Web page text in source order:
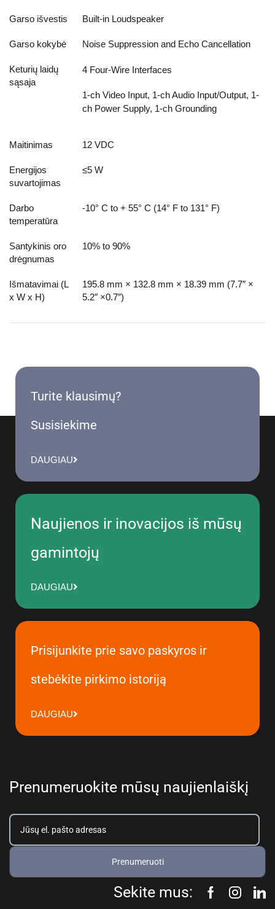
Garso išvestis Built-in Loudspeaker
Garso kokybė Noise Suppression and Echo Cancellation
Keturių laidų
sąsaja
4 Four-Wire Interfaces
1-ch Video Input, 1-ch Audio Input/Output, 1-
ch Power Supply, 1-ch Grounding
Maitinimas 12 VDC
Energijos
suvartojimas
≤5 W
Darbo
temperatūra
-10° C to + 55° C (14° F to 131° F)
Santykinis oro
drėgnumas
10% to 90%
Išmatavimai (L
x W x H)
195.8 mm × 132.8 mm × 18.39 mm (7.7″ ×
5.2″ ×0.7″)
Turite klausimų?
Susisiekime
DAUGIAU
Naujienos ir inovacijos iš mūsų
gamintojų
DAUGIAU
Prisijunkite prie savo paskyros ir
stebėkite pirkimo istoriją
DAUGIAU
Prenumeruokite mūsų naujienlaiškį
Prenumeruoti
Sekite mus: